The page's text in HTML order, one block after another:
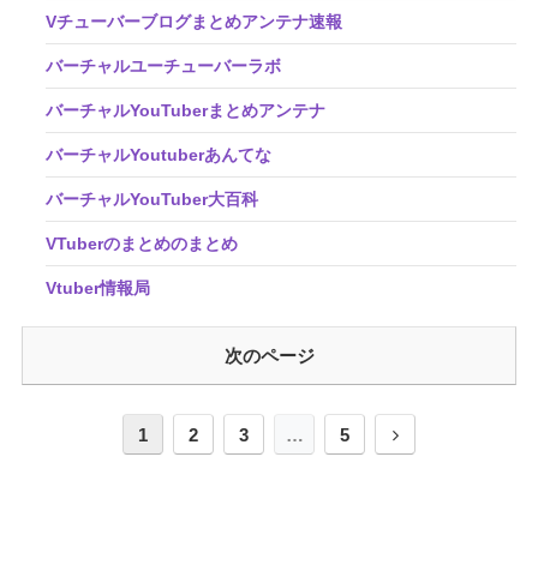
Vチューバーブログまとめアンテナ速報
バーチャルユーチューバーラボ
バーチャルYouTuberまとめアンテナ
バーチャルYoutuberあんてな
バーチャルYouTuber大百科
VTuberのまとめのまとめ
Vtuber情報局
次のページ
1 2 3 … 5